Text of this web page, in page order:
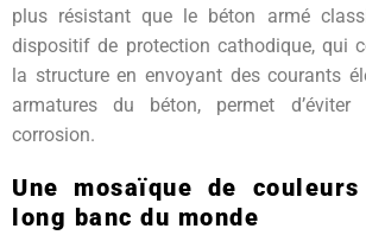
plus résistant que le béton armé
dispositif de protection cathodique, qui
la structure en envoyant des courants
armatures du béton, permet
corrosion.
Une mosaïque de
long banc du monde